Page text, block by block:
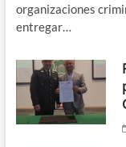
organizaciones
entregar…